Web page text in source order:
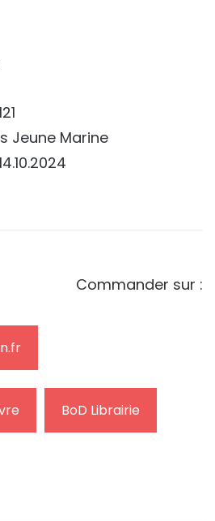
Jeune Marine
Commander sur :
BoD Librairie